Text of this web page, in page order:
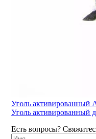
Уголь
Уголь активированный
Есть вопросы?